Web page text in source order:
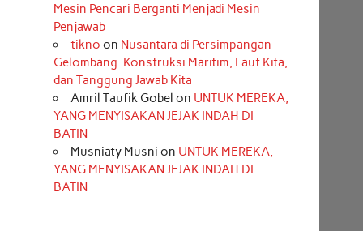
Mesin Pencari Berganti Menjadi Mesin
Penjawab
tikno on Nusantara di Persimpangan
Gelombang: Konstruksi Maritim, Laut Kita,
dan Tanggung Jawab Kita
Amril Taufik Gobel on UNTUK MEREKA,
YANG MENYISAKAN JEJAK INDAH DI
BATIN
Musniaty Musni on UNTUK MEREKA,
YANG MENYISAKAN JEJAK INDAH DI
BATIN